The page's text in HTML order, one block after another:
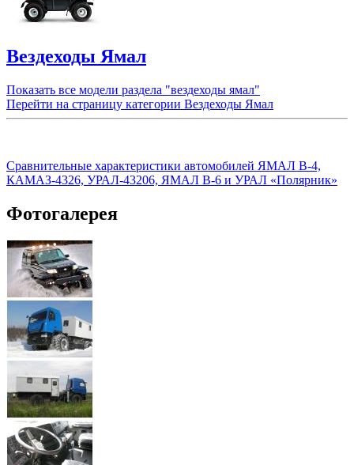
Вездеходы Ямал
Показать все модели раздела "вездеходы ямал"
Перейти на страницу категории Вездеходы Ямал
Сравнительные характеристики автомобилей ЯМАЛ B-4,
КАМАЗ-4326, УРАЛ-43206, ЯМАЛ B-6 и УРАЛ «Полярник»
Фотогалерея